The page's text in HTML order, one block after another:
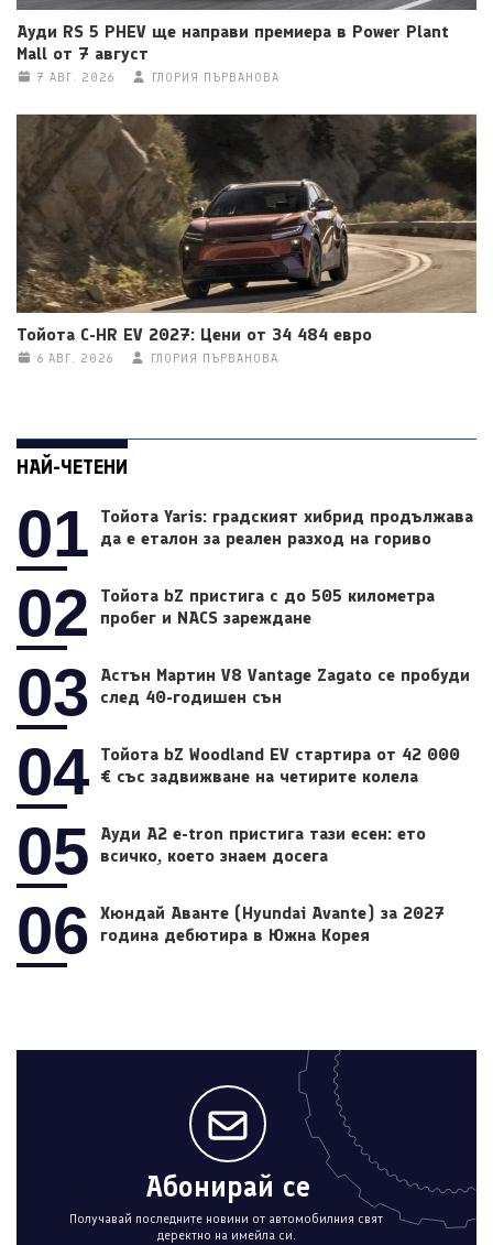
Ауди RS 5 PHEV ще направи премиера в Power Plant
Mall от 7 август
7 АВГ. 2026 ГЛОРИЯ ПЪРВАНОВА
Тойота C-HR EV 2027: Цени от 34 484 евро
6 АВГ. 2026 ГЛОРИЯ ПЪРВАНОВА
НАЙ-ЧЕТЕНИ
01
Тойота Yaris: градският хибрид продължава
да е еталон за реален разход на гориво
02
Тойота bZ пристига с до 505 километра
пробег и NACS зареждане
03
Астън Мартин V8 Vantage Zagato се пробуди
след 40-годишен сън
04 Тойота bZ Woodland EV стартира от 42 000
€ със задвижване на четирите колела
05
Ауди A2 e-tron пристига тази есен: ето
всичко, което знаем досега
06
Хюндай Аванте (Hyundai Avante) за 2027
година дебютира в Южна Корея
Абонирай се
Получавай последните новини от автомобилния свят
деректно на имейла си.